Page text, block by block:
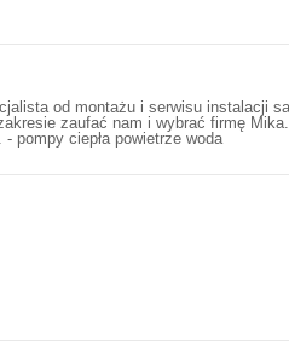
od montażu i serwisu instalacji
zaufać nam i wybrać firmę
pompy ciepła powietrze woda